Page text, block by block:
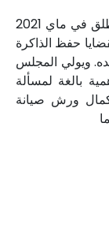
يذكر أن المجلس الوطني لحقوق الإنسان أطلق في ماي 2021
حفظ الذاكرة
ويولي المجلس
بالغة لمسألة
ورش صيانة